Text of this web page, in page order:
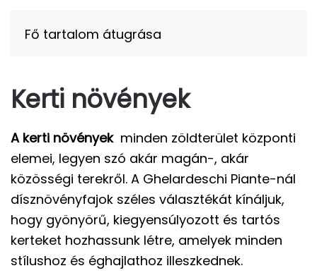
Fő tartalom átugrása
Kerti növények
A kerti növényekminden zöldterület központi
elemei, legyen szó akár magán-, akár
közösségi terekről. A Ghelardeschi Piante-nál
dísznövényfajok széles választékát kínáljuk,
hogy gyönyörű, kiegyensúlyozott és tartós
kerteket hozhassunk létre, amelyek minden
stílushoz és éghajlathoz illeszkednek.